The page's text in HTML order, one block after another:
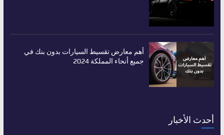
أهم معارض تقسيط السيارات بدون بنك في
جميع أنحاء المملكة 2024
أحدث الأخبار